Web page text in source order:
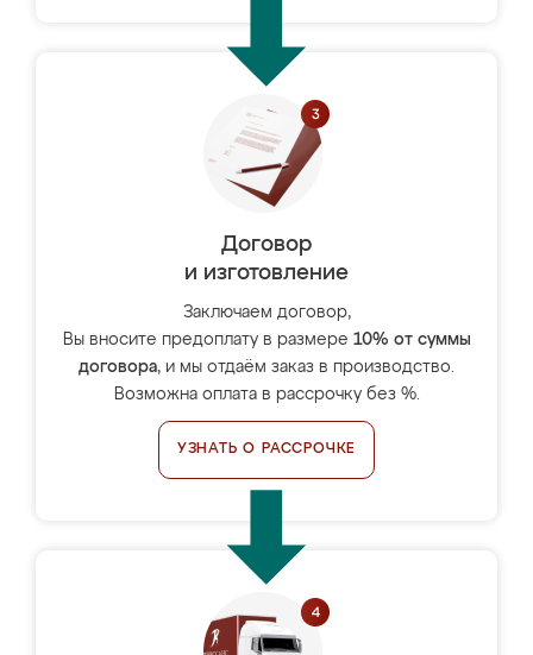
Договор
и изготовление
Заключаем договор,
Вы вносите предоплату в размере 10% от суммы
договора, и мы отдаём заказ в производство.
Возможна оплата в рассрочку без %.
УЗНАТЬ О РАССРОЧКЕ